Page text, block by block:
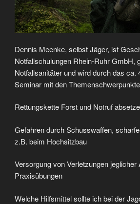
Dennis Meenke, selbst Jäger, ist
Notfallschulungen Rhein-Ruhr GmbH,
Notfallsanitäter und wird durch das ca.
Seminar mit den
Rettungskette Forst und Notruf
Gefahren durch Schusswaffen,
z.B. beim Hochsitzbau
Versorgung von Verletzungen jeglicher
Praxisübungen
Welche Hilfsmittel sollte ich bei der